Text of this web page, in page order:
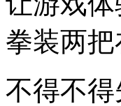
拳装两把
不得不